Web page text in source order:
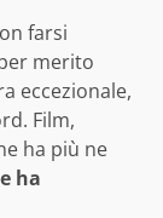
farsi
merito
eccezionale,
Film,
ha più ne
ha